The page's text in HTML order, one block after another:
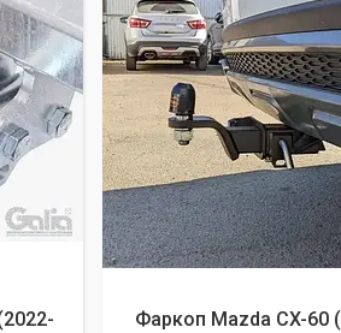
Фаркоп Mazda CX-60